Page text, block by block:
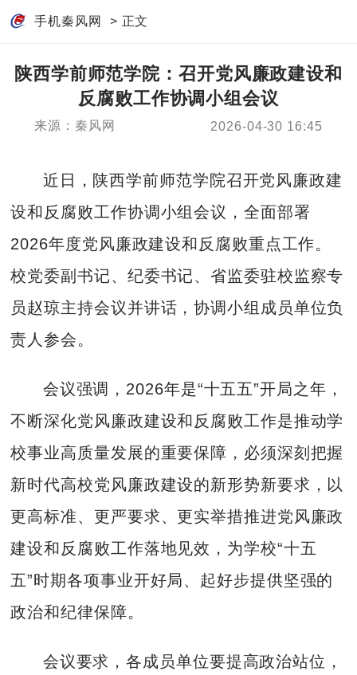
手机秦风网 > 正文
陕西学前师范学院：召开党风廉政建设和
反腐败工作协调小组会议
来源：秦风网 2026-04-30 16:45
近日，陕西学前师范学院召开党风廉政建
设和反腐败工作协调小组会议，全面部署
2026年度党风廉政建设和反腐败重点工作。
校党委副书记、纪委书记、省监委驻校监察专
员赵琼主持会议并讲话，协调小组成员单位负
责人参会。
会议强调，2026年是“十五五”开局之年，
不断深化党风廉政建设和反腐败工作是推动学
校事业高质量发展的重要保障，必须深刻把握
新时代高校党风廉政建设的新形势新要求，以
更高标准、更严要求、更实举措推进党风廉政
建设和反腐败工作落地见效，为学校“十五
五”时期各项事业开好局、起好步提供坚强的
政治和纪律保障。
会议要求，各成员单位要提高政治站位，